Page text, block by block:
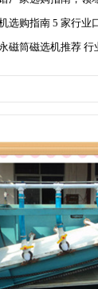
选购指南 5 家行业
磁筒磁选机推荐 行